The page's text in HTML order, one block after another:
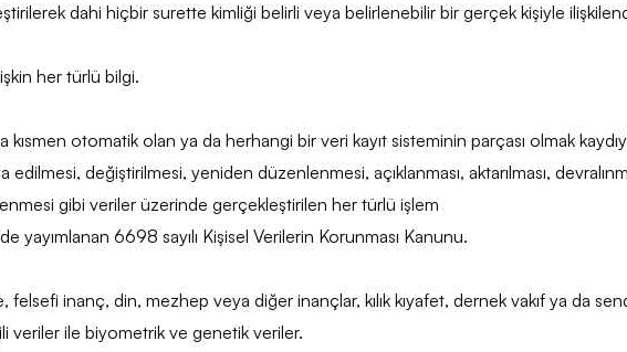
dahi hiçbir surette kimliği belirli veya belirlenebilir bir gerçek kişiyle
her türlü bilgi.
kısmen otomatik olan ya da herhangi bir veri kayıt sisteminin parçası olmak
değiştirilmesi, yeniden düzenlenmesi, açıklanması, aktarılması,
gibi veriler üzerinde gerçekleştirilen her türlü işlem
yayımlanan 6698 sayılı Kişisel Verilerin Korunması Kanunu.
inanç, din, mezhep veya diğer inançlar, kılık kıyafet, dernek vakıf ya da
veriler ile biyometrik ve genetik veriler.